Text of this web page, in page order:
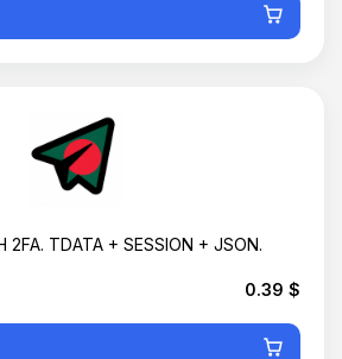
2FA. TDATA + SESSION + JSON.
0.39 $